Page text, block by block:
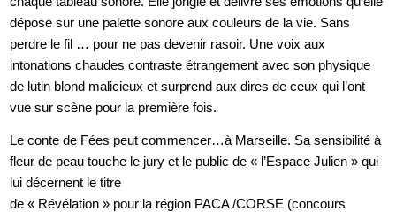
dépose sur une palette sonore aux couleurs de la vie. Sans
perdre le fil … pour ne pas devenir rasoir. Une voix aux
intonations chaudes contraste étrangement avec son physique
de lutin blond malicieux et surprend aux dires de ceux qui l’ont
vue sur scène pour la première fois.
Le conte de Fées peut commencer…à Marseille. Sa sensibilité à
fleur de peau touche le jury et le public de « l’Espace Julien » qui
lui décernent le titre
de « Révélation » pour la région PACA /CORSE (concours